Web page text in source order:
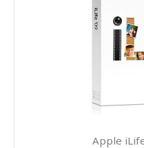
Apple